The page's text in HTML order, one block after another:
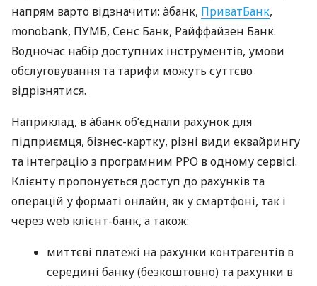
напрям варто відзначити: àбанк, ПриватБанк,
monobank, ПУМБ, Сенс Банк, Райффайзен Банк.
Водночас набір доступних інструментів, умови
обслуговування та тарифи можуть суттєво
відрізнятися.
Наприклад, в àбанк об’єднали рахунок для
підприємця, бізнес-картку, різні види еквайрингу
та інтеграцію з програмним РРО в одному сервісі.
Клієнту пропонується доступ до рахунків та
операцій у форматі онлайн, як у смартфоні, так і
через web клієнт-банк, а також:
миттєві платежі на рахунки контрагентів в
середині банку (безкоштовно) та рахунки в